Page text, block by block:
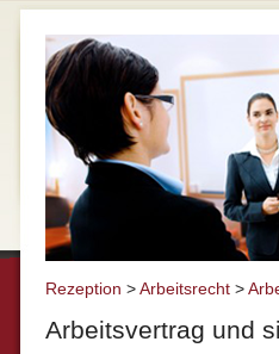
Rezeption >Arbeitsrecht>
Arbeitsvertrag und